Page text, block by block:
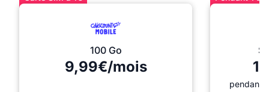
100 Go
9,99€/mois
pendant